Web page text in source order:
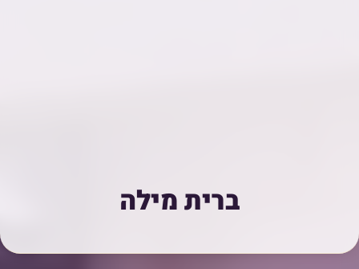
ברית מילה